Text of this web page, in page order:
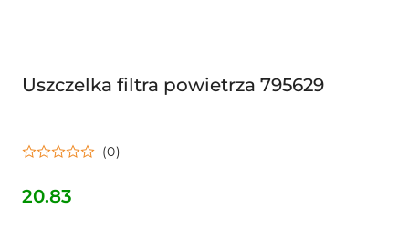
Uszczelka filtra powietrza 795629
(0)
Cena:
20.83